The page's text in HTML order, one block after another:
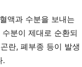
액과 수분을 보내는
분이 제대로 순환되
란, 폐부종 등이 발생
.